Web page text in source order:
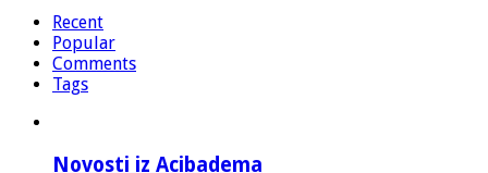
Recent
Popular
Comments
Tags
Novosti iz Acibadema